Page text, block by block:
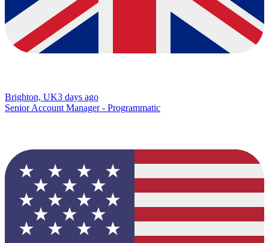
Brighton, UK3 days ago
Senior Account Manager - Programmatic